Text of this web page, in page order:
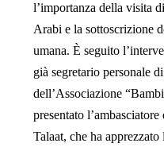
l’importanza della visita
Arabi e la sottoscrizione
umana. È seguito
già segretario personale
dell’Associazione
presentato
Talaat, che ha